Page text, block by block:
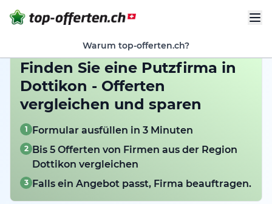
Warum top-offerten.ch?
Finden Sie eine Putzfirma in
Dottikon - Offerten
vergleichen und sparen
1 Formular ausfüllen in 3 Minuten
2 Bis 5 Offerten von Firmen aus der Region
Dottikon vergleichen
3 Falls ein Angebot passt, Firma beauftragen.